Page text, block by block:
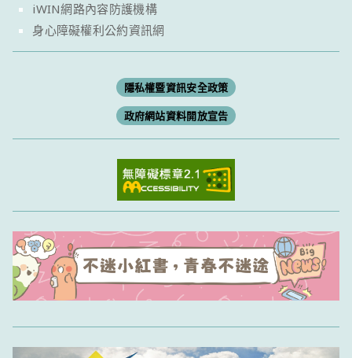
iWIN網路內容防護機構
身心障礙權利公約資訊網
隱私權暨資訊安全政策
政府網站資料開放宣告